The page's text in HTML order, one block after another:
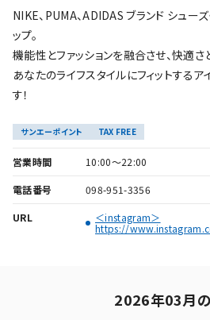
NIKE、PUMA、ADIDAS ブランド シュー
ップ。
機能性とファッションを融合させ、快適さ
あなたのライフスタイルにフィットするア
す！
サンエーポイント TAX FREE
営業時間 10:00～22:00
電話番号 098-951-3356
URL
＜instagram＞
https://
2026年03月